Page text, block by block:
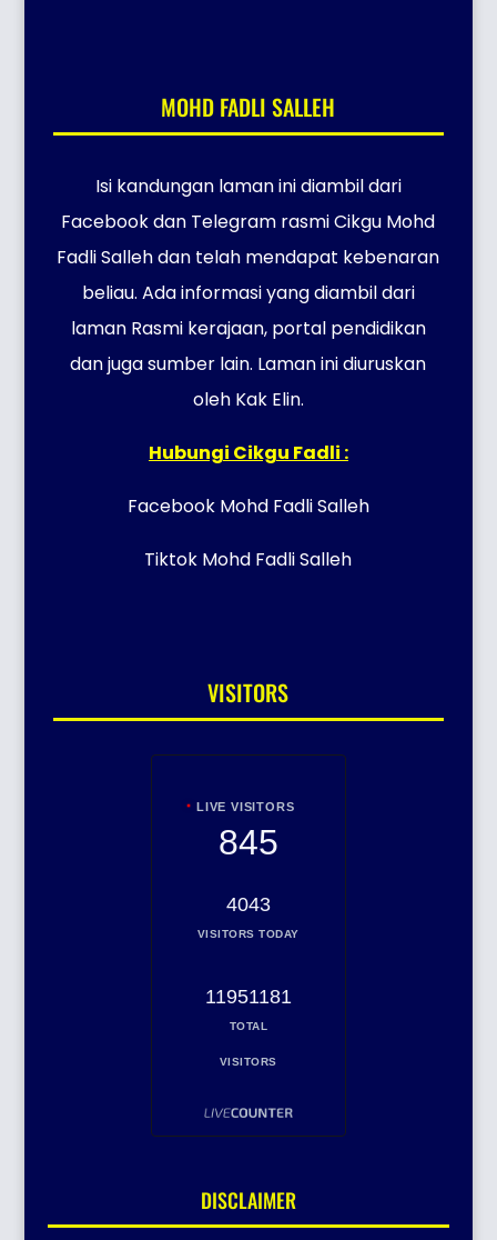
MOHD FADLI SALLEH
Isi kandungan laman ini diambil dari
Facebook dan Telegram rasmi Cikgu Mohd
Fadli Salleh dan telah mendapat kebenaran
beliau. Ada informasi yang diambil dari
laman Rasmi kerajaan, portal pendidikan
dan juga sumber lain. Laman ini diuruskan
oleh Kak Elin.
Hubungi Cikgu Fadli :
Facebook Mohd Fadli Salleh
Tiktok Mohd Fadli Salleh
VISITORS
LIVE VISITORS
845
4043
VISITORS TODAY
11951181
TOTAL
VISITORS
DISCLAIMER